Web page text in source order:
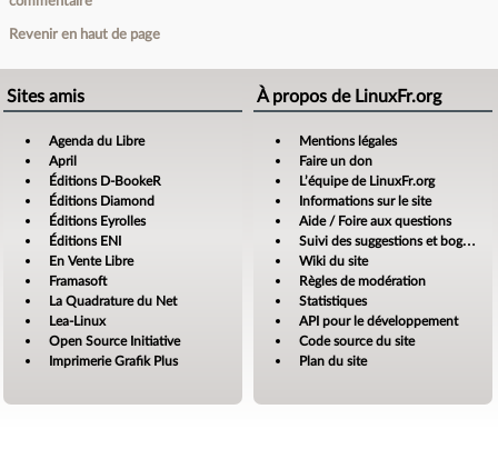
Revenir en haut de page
Sites amis
Agenda du Libre
April
Éditions D-BookeR
Éditions Diamond
Éditions Eyrolles
Éditions ENI
En Vente Libre
Framasoft
La Quadrature du Net
Lea-Linux
Open Source Initiative
Imprimerie Grafik Plus
À propos de LinuxFr.org
Mentions légales
Faire un don
L’équipe de LinuxFr.org
Informations sur le site
Aide / Foire aux questions
Suivi des suggestions et bogues
Wiki du site
Règles de modération
Statistiques
API pour le développement
Code source du site
Plan du site